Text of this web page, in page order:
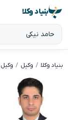
بنیاد وکلا
بنیاد وکلا وکیل